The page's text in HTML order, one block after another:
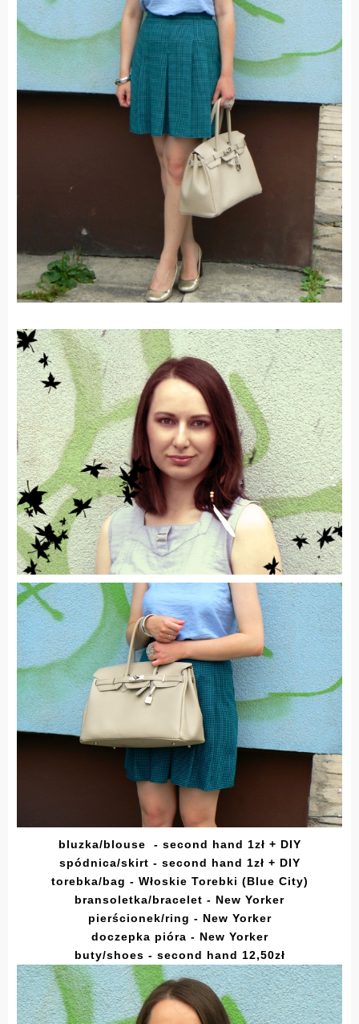
bluzka/blouse - second hand 1zł + DIY
spódnica/skirt - second hand 1zł + DIY
torebka/bag - Włoskie Torebki (Blue City)
bransoletka/bracelet - New Yorker
pierścionek/ring - New Yorker
doczepka pióra - New Yorker
buty/shoes - second hand 12,50zł